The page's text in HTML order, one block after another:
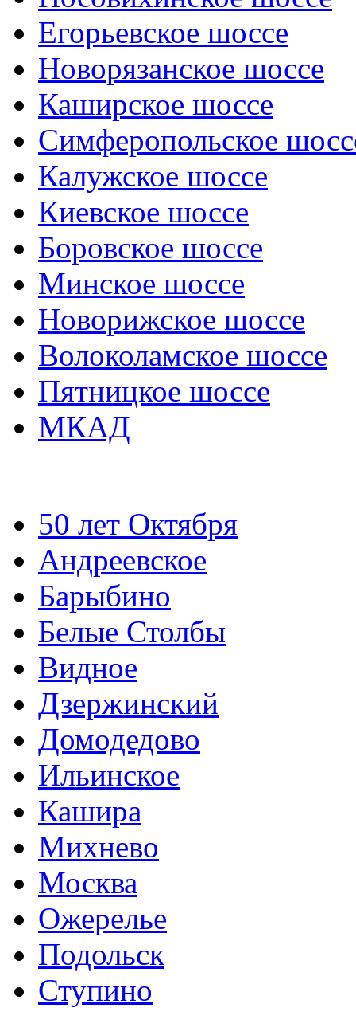
Егорьевское шоссе
Новорязанское шоссе
Каширское шоссе
Симферопольское
Калужское шоссе
Киевское шоссе
Боровское шоссе
Минское шоссе
Новорижское шоссе
Волоколамское шоссе
Пятницкое шоссе
МКАД
50 лет Октября
Андреевское
Барыбино
Белые Столбы
Видное
Дзержинский
Домодедово
Ильинское
Кашира
Михнево
Москва
Ожерелье
Подольск
Ступино